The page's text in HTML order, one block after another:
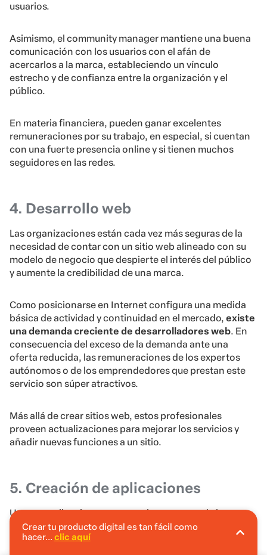
usuarios.
Asimismo, el community manager mantiene una buena
comunicación con los usuarios con el afán de
acercarlos a la marca, estableciendo un vínculo
estrecho y de confianza entre la organización y el
público.
En materia financiera, pueden ganar excelentes
remuneraciones por su trabajo, en especial, si cuentan
con una fuerte presencia online y si tienen muchos
seguidores en las redes.
4. Desarrollo web
Las organizaciones están cada vez más seguras de la
necesidad de contar con un sitio web alineado con su
modelo de negocio que despierte el interés del público
y aumente la credibilidad de una marca.
Como posicionarse en Internet configura una medida
básica de actividad y continuidad en el mercado, existe
una demanda creciente de desarrolladores web. En
consecuencia del exceso de la demanda ante una
oferta reducida, las remuneraciones de los expertos
autónomos o de los emprendedores que prestan este
servicio son súper atractivos.
Más allá de crear sitios web, estos profesionales
proveen actualizaciones para mejorar los servicios y
añadir nuevas funciones a un sitio.
5. Creación de aplicaciones
Usamos aplicaciones para una buena parte de las
actividades que realizamos a diario, como consultar
nuestro extracto bancario, hacer compras en el
En Hotmart puedes crear tu producto digital
Crear tu producto digital es tan fácil como
hacer... clic aquí